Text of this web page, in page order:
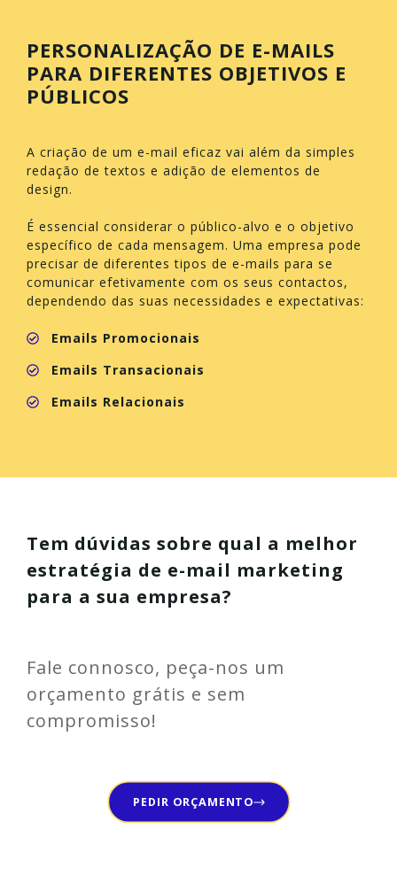
PERSONALIZAÇÃO DE E-MAILS
PARA DIFERENTES OBJETIVOS E
PÚBLICOS
A criação de um e-mail eficaz vai além da simples
redação de textos e adição de elementos de
design.
É essencial considerar o público-alvo e o objetivo
específico de cada mensagem. Uma empresa pode
precisar de diferentes tipos de e-mails para se
comunicar efetivamente com os seus contactos,
dependendo das suas necessidades e expectativas:
Emails Promocionais
Emails Transacionais
Emails Relacionais
Tem dúvidas sobre qual a melhor
estratégia de e-mail marketing
para a sua empresa?
Fale connosco, peça-nos um
orçamento grátis e sem
compromisso!
PEDIR ORÇAMENTO